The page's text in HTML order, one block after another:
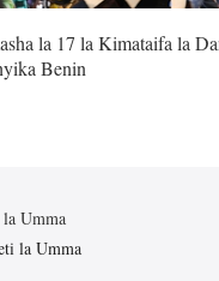
la 17 la Kimataifa la
Benin
Umma
la Umma